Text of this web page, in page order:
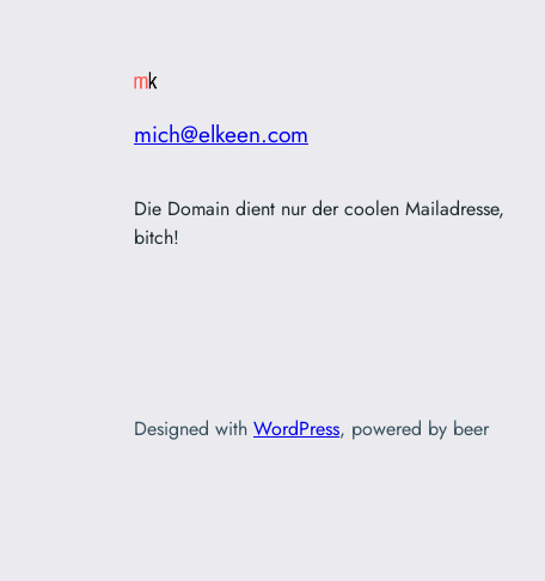
mich@elkeen.com
Die Domain dient nur der coolen Mailadresse,
bitch!
Designed with WordPress, powered by beer